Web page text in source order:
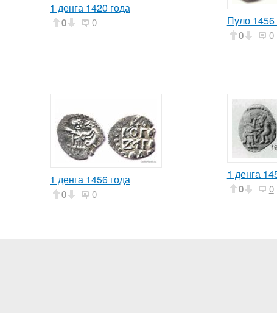
1 денга 1420 года
0 0 Пуло 1456
0 0
1 денга 1456 года
0 0
1 денга
0 0